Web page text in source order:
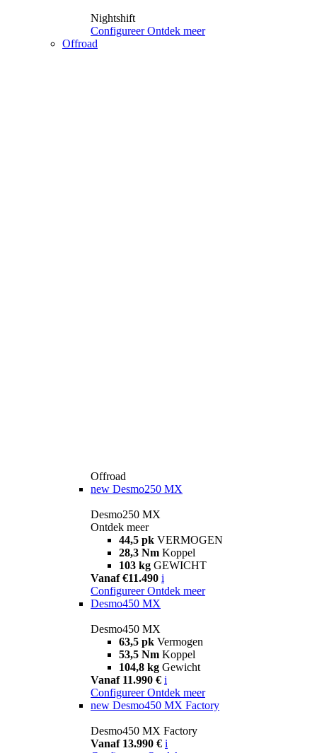
Nightshift
Configureer Ontdek meer
Offroad
Offroad
new Desmo250 MX
Desmo250 MX
Ontdek meer
44,5 pk VERMOGEN
28,3 Nm Koppel
103 kg GEWICHT
Vanaf €11.490 i
Configureer Ontdek meer
Desmo450 MX
Desmo450 MX
63,5 pk Vermogen
53,5 Nm Koppel
104,8 kg Gewicht
Vanaf 11.990 € i
Configureer Ontdek meer
new Desmo450 MX Factory
Desmo450 MX Factory
Vanaf 13.990 € i